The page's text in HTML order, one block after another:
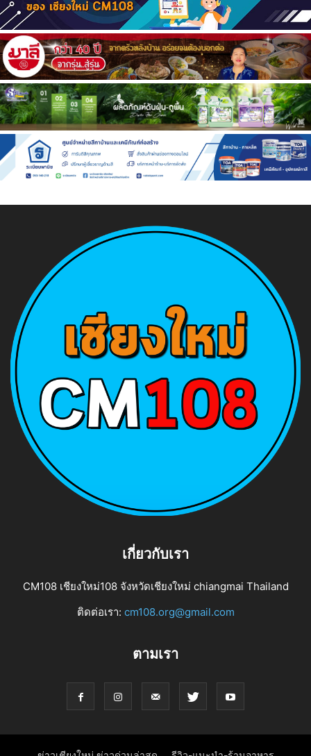
เกี่ยวกับเรา
CM108 เชียงใหม่108 จังหวัดเชียงใหม่ chiangmai Thailand
ติดต่อเรา: cm108.org@gmail.com
ตามเรา